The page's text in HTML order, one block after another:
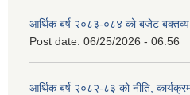
आर्थिक बर्ष २०८३-०८४ को बजेट बक्तव्य
Post date: 06/25/2026 - 06:56
आर्थिक बर्ष २०८२-८३ को नीति,